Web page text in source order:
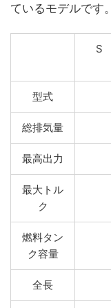
ているモデルです。
S
型式
総排気量
最高出力
最大トル
ク
燃料タン
ク容量
全長